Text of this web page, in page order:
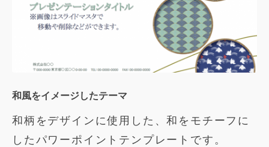
和風をイメージしたテーマ
和柄をデザインに使用した、和をモチーフに
したパワーポイントテンプレートです。